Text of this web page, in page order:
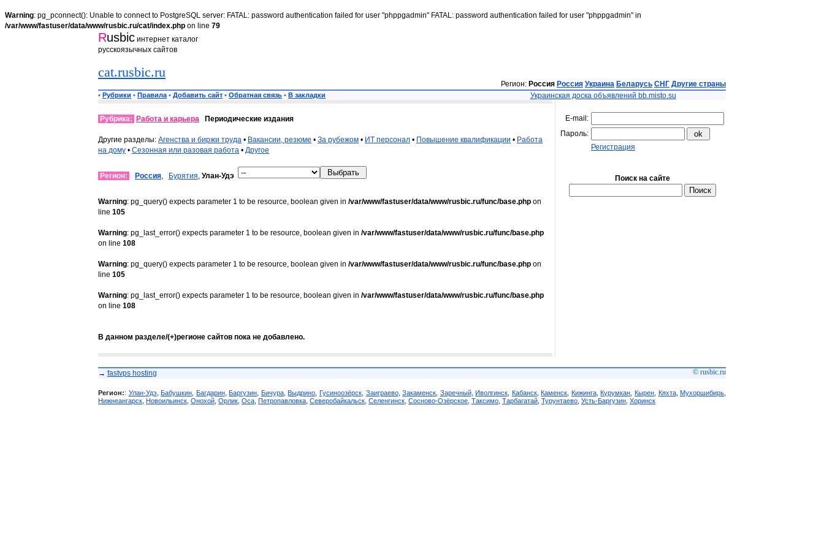
Warning: pg_pconnect(): Unable to connect to PostgreSQL server: FATAL: password authentication failed for user "phppgadmin" FATAL: password authentication failed for user "phppgadmin" in
/var/www/fastuser/data/www/rusbic.ru/cat/index.php on line 79
Rusbic интернет каталог
русскоязычных сайтов
cat.rusbic.ru
Регион: Россия Россия Украина Беларусь СНГ Другие страны
• Рубрики • Правила • Добавить сайт • Обратная связь • В закладки Украинская доска объявлений bb.misto.su
Рубрика: Работа и карьера Периодические издания
Другие разделы: Агенства и биржи труда • Вакансии, резюме • За рубежом • ИТ персонал • Повышение квалификации • Работа
на дому • Сезонная или разовая работа • Другое
Регион: Россия, Бурятия, Улан-Удэ
Warning: pg_query() expects parameter 1 to be resource, boolean given in /var/www/fastuser/data/www/rusbic.ru/func/base.php on
line 105
Warning: pg_last_error() expects parameter 1 to be resource, boolean given in /var/www/fastuser/data/www/rusbic.ru/func/base.php
on line 108
Warning: pg_query() expects parameter 1 to be resource, boolean given in /var/www/fastuser/data/www/rusbic.ru/func/base.php on
line 105
Warning: pg_last_error() expects parameter 1 to be resource, boolean given in /var/www/fastuser/data/www/rusbic.ru/func/base.php
on line 108
В данном разделе/(+)регионе сайтов пока не добавлено.
E-mail:
Пароль:
Регистрация
Поиск на сайте
→ fastvps hosting © rusbic.ru
Регион:: Улан-Удэ ,Бабушкин Багдарин,Баргузин Бичура,Выдрино Гусиноозёрск, Заиграево,Закаменск Заречный,Иволгинск Кабанск,Каменск Кижинга,Курумкан Кырен Кяхта,Мухоршибирь
Нижнеангарск Новоильинск Онохой Орлик Оса Петропавловка Северобайкальск Селенгинск Сосново-Озёрское Таксимо Тарбагатай Турунтаево Усть-Баргузин Хоринск